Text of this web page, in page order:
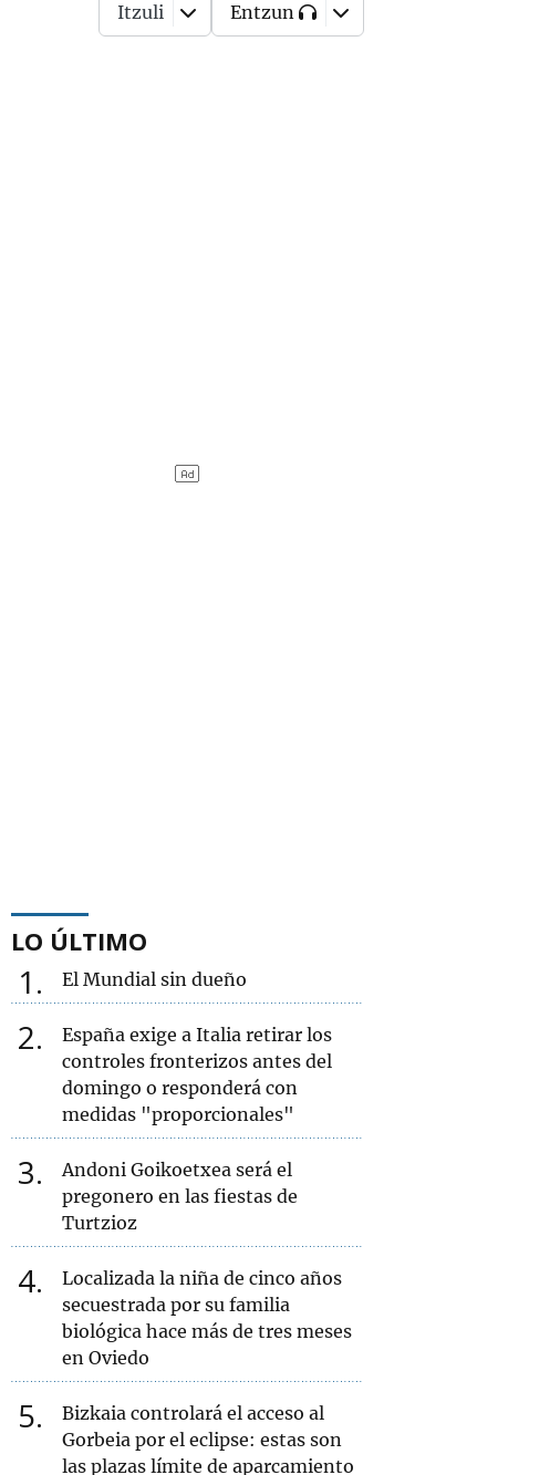
Itzuli Entzun
de Bizkaia
LO ÚLTIMO
1 El Mundial sin dueño
2
España exige a Italia retirar los
controles fronterizos antes del
domingo o responderá con
medidas "proporcionales"
3
Andoni Goikoetxea será el
pregonero en las fiestas de
Turtzioz
4
Localizada la niña de cinco años
secuestrada por su familia
biológica hace más de tres meses
en Oviedo
5
Bizkaia controlará el acceso al
Gorbeia por el eclipse: estas son
las plazas límite de aparcamiento